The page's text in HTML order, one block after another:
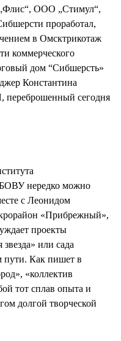
ООО „Стимул“,
проработал,
в Омсктрикотаж
коммерческого
дом “Сибшерсть»
Константина
сегодня
нередко можно
с Леонидом
«Прибрежный»,
проекты
или сада
пути. Как пишет в
«коллектив
тот сплав опыта и
долгой творческой